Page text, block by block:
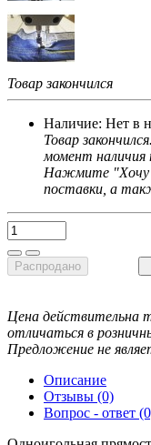
Товар закончился
Наличие: Нет в
Товар
момент наличия
Нажмите "Хочу
поставки, а
Распродано
Цена действительна
отличаться в
Предложение не
Описание
Отзывы (0)
Вопрос - ответ